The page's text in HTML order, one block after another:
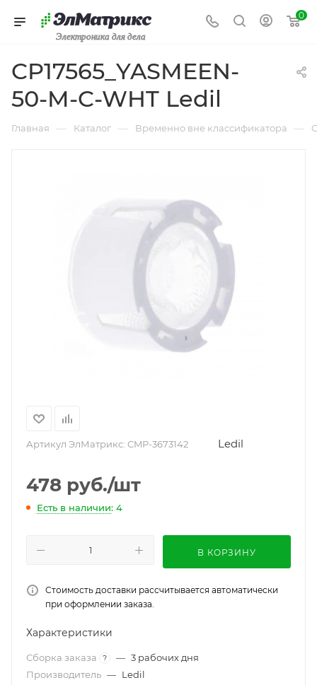
Электроника для дела
0
CP17565_YASMEEN-
50-M-C-WHT Ledil
Главная — Каталог — Временно вне классификатора —
Артикул ЭлМатрикс: CMP-3673142 Ledil
478 руб./шт
Есть в наличии: 4
В КОРЗИНУ
Стоимость доставки рассчитывается автоматически
при оформлении заказа.
Характеристики
Сборка заказа ? — 3 рабочих дня
Производитель — Ledil